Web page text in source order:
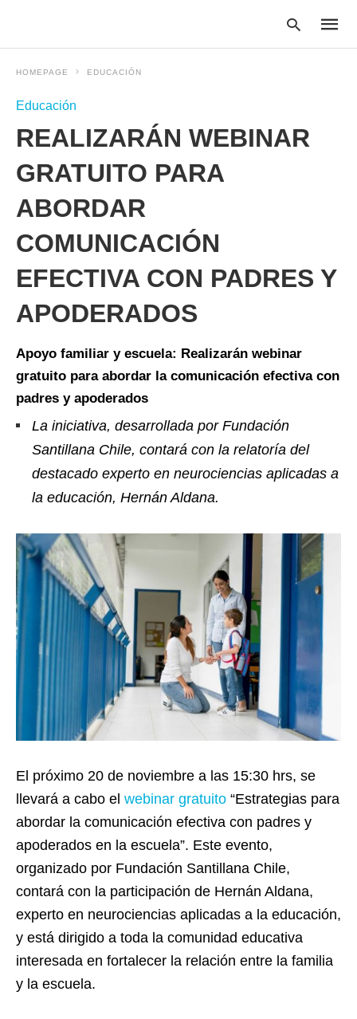
HOMEPAGE EDUCACIÓN
Educación
REALIZARÁN WEBINAR
GRATUITO PARA
ABORDAR
COMUNICACIÓN
EFECTIVA CON PADRES Y
APODERADOS
Apoyo familiar y escuela: Realizarán webinar
gratuito para abordar la comunicación efectiva con
padres y apoderados
La iniciativa, desarrollada por Fundación
Santillana Chile, contará con la relatoría del
destacado experto en neurociencias aplicadas a
la educación, Hernán Aldana.
El próximo 20 de noviembre a las 15:30 hrs, se
llevará a cabo el webinar gratuito “Estrategias para
abordar la comunicación efectiva con padres y
apoderados en la escuela”. Este evento,
organizado por Fundación Santillana Chile,
contará con la participación de Hernán Aldana,
experto en neurociencias aplicadas a la educación,
y está dirigido a toda la comunidad educativa
interesada en fortalecer la relación entre la familia
y la escuela.